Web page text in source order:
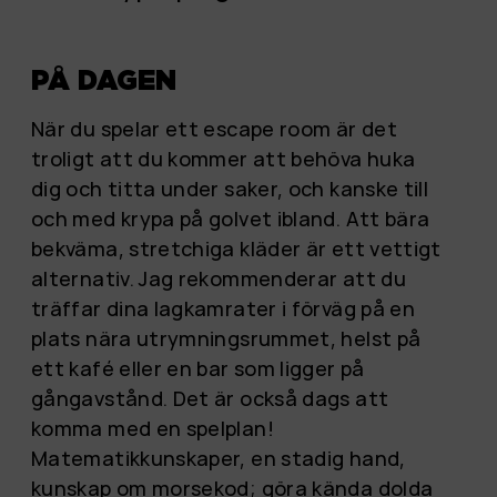
PÅ DAGEN
När du spelar ett escape room är det
troligt att du kommer att behöva huka
dig och titta under saker, och kanske till
och med krypa på golvet ibland. Att bära
bekväma, stretchiga kläder är ett vettigt
alternativ. Jag rekommenderar att du
träffar dina lagkamrater i förväg på en
plats nära utrymningsrummet, helst på
ett kafé eller en bar som ligger på
gångavstånd. Det är också dags att
komma med en spelplan!
Matematikkunskaper, en stadig hand,
kunskap om morsekod; göra kända dolda